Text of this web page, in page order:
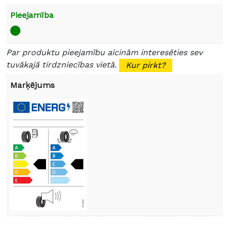
Pieejamība
Par produktu pieejamību aicinām interesēties sev
tuvākajā tirdzniecības vietā.
Kur pirkt?
Marķējums